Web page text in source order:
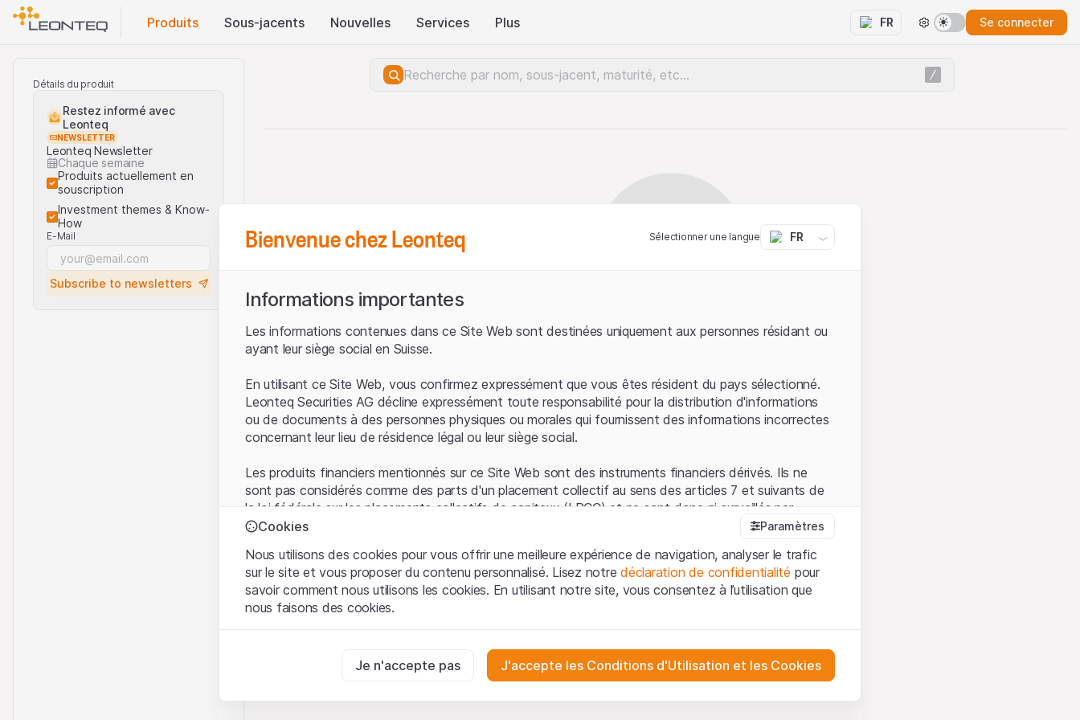
Produits Sous-jacents Nouvelles Services Plus FR Se connecter
Détails du produit
Restez informé avec
Leonteq
NEWSLETTER
Leonteq Newsletter
Chaque semaine
Produits actuellement en
souscription
Investment themes & Know-
How
E-Mail
Subscribe to newsletters
Bienvenue chez Leonteq Sélectionner une langue FR
Informations importantes
Les informations contenues dans ce Site Web sont destinées uniquement aux personnes résidant ou
ayant leur siège social en Suisse.
En utilisant ce Site Web, vous confirmez expressément que vous êtes résident du pays sélectionné.
Leonteq Securities AG décline expressément toute responsabilité pour la distribution d'informations
ou de documents à des personnes physiques ou morales qui fournissent des informations incorrectes
concernant leur lieu de résidence légal ou leur siège social.
Les produits financiers mentionnés sur ce Site Web sont des instruments financiers dérivés. Ils ne
sont pas considérés comme des parts d'un placement collectif au sens des articles 7 et suivants de
la loi fédérale sur les placements collectifs de capitaux (LPCC) et ne sont donc ni surveillés par
l'Autorité fédérale de surveillance des marchés financiers (FINMA) ni enregistrés auprès de la FINMA.
Conditions d'utilisation et informations juridiques
En utilisant le Site Web de Leonteq Securities AG (ci-après "Site Web"), vous confirmez que vous
avez compris et que vous acceptez les informations juridiques, les notes importantes et les
Tous les droits de propriété intellectuelle (par exemple, les droits d'auteur, de conception et de
Cookies Paramètres
Nous utilisons des cookies pour vous offrir une meilleure expérience de navigation, analyser le trafic
sur le site et vous proposer du contenu personnalisé. Lisez notredéclaration de confidentialité pour
savoir comment nous utilisons les cookies. En utilisant notre site, vous consentez à l’utilisation que
nous faisons des cookies.
Ces cookies sont nécessaires au bon fonctionnement du site Internet et ne peuvent pas être désactivés.
Je n'accepte pas J'accepte les Conditions d'Utilisation et les Cookies